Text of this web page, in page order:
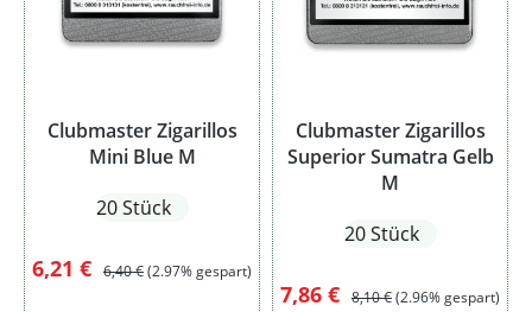
Clubmaster Zigarillos
Mini Blue M
20 Stück
Verkaufspreis:
6,21 € Regulärer Preis:
6,40 €(2.97% gespart)
Clubmaster Zigarillos
Superior Sumatra Gelb
M
20 Stück
Verkaufspreis:
7,86 € Regulärer Preis:
8,10 €(2.96% gespart)